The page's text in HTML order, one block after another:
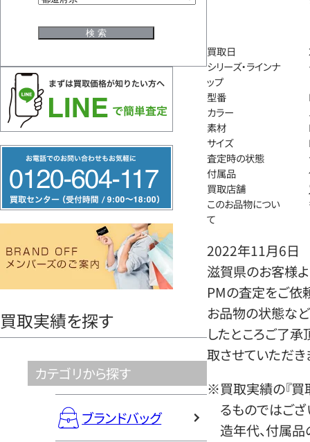
リ
ー
ヤ
買取実績を探す
カテゴリから探す
ブランドバッグ
買取日
シリーズ・ラインナ
ップ
型番
カラー
素材
サイズ
査定時の状態
付属品
買取店舗
このお品物につい
て
2022年11月6日
滋賀県のお客様よ
PMの査定をご依
お品物の状態など
したところご了
取させていただき
※買取実績の『買
るものではござ
造年代、付属品